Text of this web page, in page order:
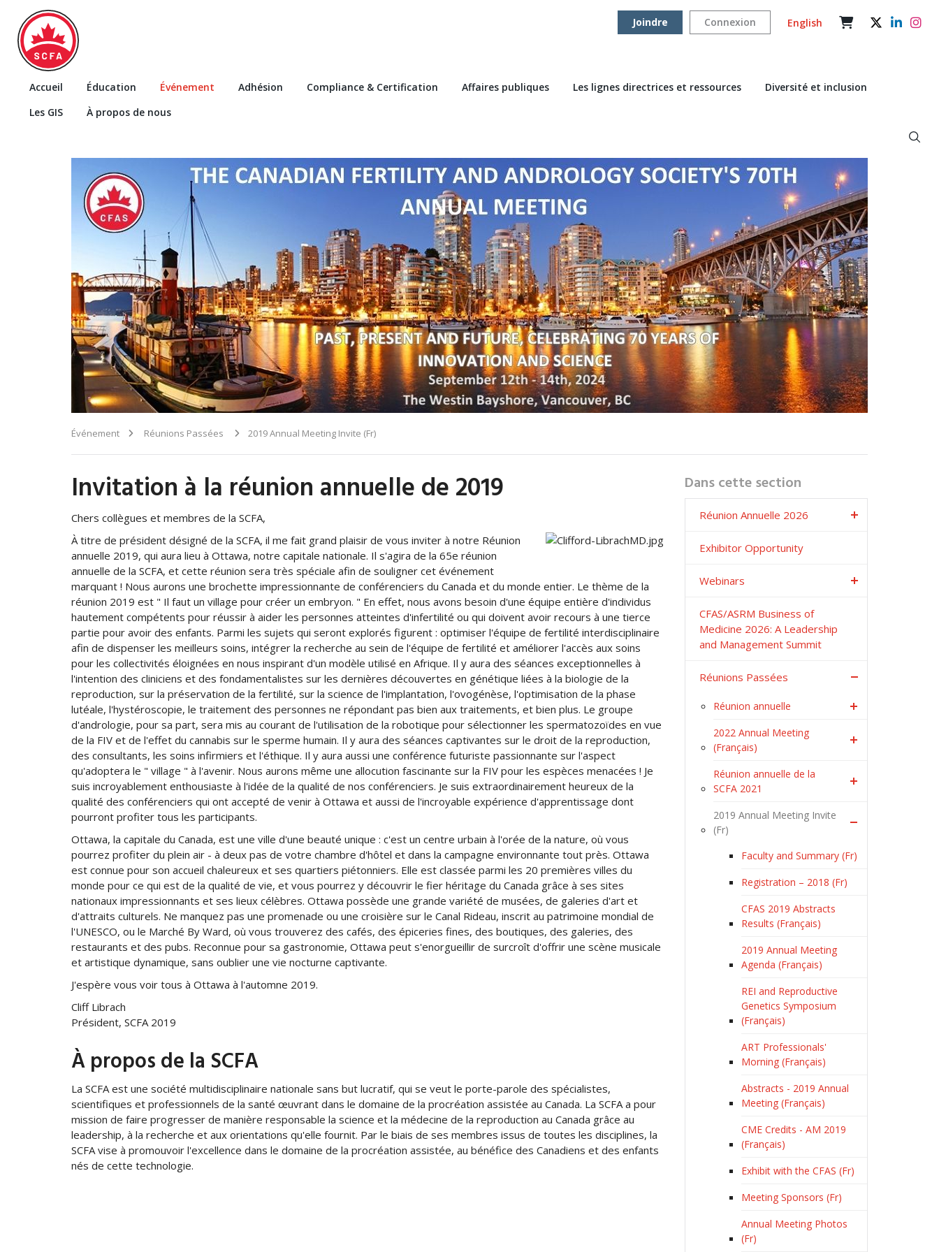
Joindre Connexion English
Accueil Éducation Événement Adhésion Compliance & Certification Affaires publiques Les lignes directrices et ressources
Diversité et inclusion
Les GIS
À propos de nous
Événement Réunions Passées 2019 Annual Meeting Invite (Fr)
Invitation à la réunion annuelle de 2019
Chers collègues et membres de la SCFA,
À titre de président désigné de la SCFA, il me fait grand plaisir de vous inviter à notre Réunion
annuelle 2019, qui aura lieu à Ottawa, notre capitale nationale. Il s'agira de la 65e réunion
annuelle de la SCFA, et cette réunion sera très spéciale afin de souligner cet événement
marquant ! Nous aurons une brochette impressionnante de conférenciers du Canada et du monde entier. Le thème de la
réunion 2019 est " Il faut un village pour créer un embryon. " En effet, nous avons besoin d'une équipe entière d'individus
hautement compétents pour réussir à aider les personnes atteintes d'infertilité ou qui doivent avoir recours à une tierce
partie pour avoir des enfants. Parmi les sujets qui seront explorés figurent : optimiser l'équipe de fertilité interdisciplinaire
afin de dispenser les meilleurs soins, intégrer la recherche au sein de l'équipe de fertilité et améliorer l'accès aux soins
pour les collectivités éloignées en nous inspirant d'un modèle utilisé en Afrique. Il y aura des séances exceptionnelles à
l'intention des cliniciens et des fondamentalistes sur les dernières découvertes en génétique liées à la biologie de la
reproduction, sur la préservation de la fertilité, sur la science de l'implantation, l'ovogénèse, l'optimisation de la phase
lutéale, l'hystéroscopie, le traitement des personnes ne répondant pas bien aux traitements, et bien plus. Le groupe
d'andrologie, pour sa part, sera mis au courant de l'utilisation de la robotique pour sélectionner les spermatozoïdes en vue
de la FIV et de l'effet du cannabis sur le sperme humain. Il y aura des séances captivantes sur le droit de la reproduction,
des consultants, les soins infirmiers et l'éthique. Il y aura aussi une conférence futuriste passionnante sur l'aspect
qu'adoptera le " village " à l'avenir. Nous aurons même une allocution fascinante sur la FIV pour les espèces menacées ! Je
suis incroyablement enthousiaste à l'idée de la qualité de nos conférenciers. Je suis extraordinairement heureux de la
qualité des conférenciers qui ont accepté de venir à Ottawa et aussi de l'incroyable expérience d'apprentissage dont
pourront profiter tous les participants.
Ottawa, la capitale du Canada, est une ville d'une beauté unique : c'est un centre urbain à l'orée de la nature, où vous
pourrez profiter du plein air - à deux pas de votre chambre d'hôtel et dans la campagne environnante tout près. Ottawa
est connue pour son accueil chaleureux et ses quartiers piétonniers. Elle est classée parmi les 20 premières villes du
monde pour ce qui est de la qualité de vie, et vous pourrez y découvrir le fier héritage du Canada grâce à ses sites
nationaux impressionnants et ses lieux célèbres. Ottawa possède une grande variété de musées, de galeries d'art et
d'attraits culturels. Ne manquez pas une promenade ou une croisière sur le Canal Rideau, inscrit au patrimoine mondial de
l'UNESCO, ou le Marché By Ward, où vous trouverez des cafés, des épiceries fines, des boutiques, des galeries, des
restaurants et des pubs. Reconnue pour sa gastronomie, Ottawa peut s'enorgueillir de surcroît d'offrir une scène musicale
et artistique dynamique, sans oublier une vie nocturne captivante.
J'espère vous voir tous à Ottawa à l'automne 2019.
Cliff Librach
Président, SCFA 2019
À propos de la SCFA
La SCFA est une société multidisciplinaire nationale sans but lucratif, qui se veut le porte-parole des spécialistes,
scientifiques et professionnels de la santé œuvrant dans le domaine de la procréation assistée au Canada. La SCFA a pour
mission de faire progresser de manière responsable la science et la médecine de la reproduction au Canada grâce au
leadership, à la recherche et aux orientations qu'elle fournit. Par le biais de ses membres issus de toutes les disciplines, la
SCFA vise à promouvoir l'excellence dans le domaine de la procréation assistée, au bénéfice des Canadiens et des enfants
nés de cette technologie.
Dans cette section
Réunion Annuelle 2026
Exhibitor Opportunity
Webinars
CFAS/ASRM Business of
Medicine 2026: A Leadership
and Management Summit
Réunions Passées
Réunion annuelle
2022 Annual Meeting
(Français)
Réunion annuelle de la
SCFA 2021
2019 Annual Meeting Invite
(Fr)
Faculty and Summary (Fr)
Registration – 2018 (Fr)
CFAS 2019 Abstracts
Results (Français)
2019 Annual Meeting
Agenda (Français)
REI and Reproductive
Genetics Symposium
(Français)
ART Professionals'
Morning (Français)
Abstracts - 2019 Annual
Meeting (Français)
CME Credits - AM 2019
(Français)
Exhibit with the CFAS (Fr)
Meeting Sponsors (Fr)
Annual Meeting Photos
(Fr)